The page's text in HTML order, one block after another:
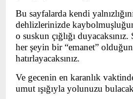
Bu sayfalarda kendi
dehlizlerinizde
o suskun çığlığı
her şeyin bir “emanet”
hatırlayacaksınız.
Ve gecenin en karanlık
umut ışığıyla yolunuzu